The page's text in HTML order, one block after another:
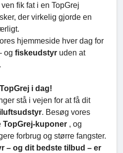
fik fat i en TopGrej
der virkelig gjorde en
hjemmeside hver dag for
og fiskeudstyr uden at
i dag!
stå i vejen for at få dit
. Besøg vores
TopGrej-kuponer , og
forbrug og større fangster.
– og dit bedste tilbud – er